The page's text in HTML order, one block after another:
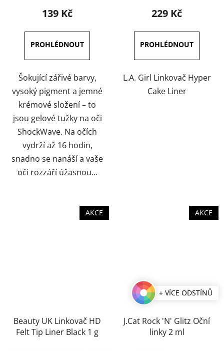
produktu
5,0
z
5
hvězdiček.
139 Kč
Šokující zářivé barvy,
vysoký pigment a jemné
krémové složení – to
jsou gelové tužky na oči
ShockWave. Na očích
vydrží až 16 hodin,
snadno se nanáší a vaše
oči rozzáří úžasnou...
produktu
5,0
z
5
hvězdiček.
229 Kč
L.A. Girl Linkovač Hyper
Cake Liner
AKCE
Beauty UK Linkovač HD
Felt Tip Liner Black 1 g
AKCE
+ VÍCE ODSTÍNŮ
J.Cat Rock 'N' Glitz Oční
linky 2 ml